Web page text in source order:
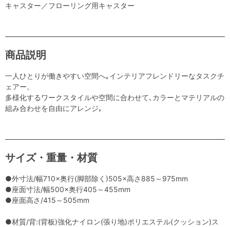
キャスター／フローリング用キャスター
商品説明
一人ひとりが働きやすい空間へ｡インテリアフレンドリーなタスクチ
ェアー。
多様化するワークスタイルや空間に合わせて､カラーとマテリアルの
組み合わせを自由にアレンジ｡
サイズ・重量・材質
●外寸法/幅710×奥行(脚部除く)505×高さ885～975mm
●座面寸法/幅500×奥行405～455mm
●座面高さ/415～505mm
●材質/背:(背板)強化ナイロン(張り地)ポリエステル(クッション)ス